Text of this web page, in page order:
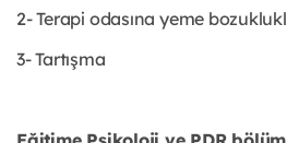
2- Terapi odasına yeme
3- Tartışma